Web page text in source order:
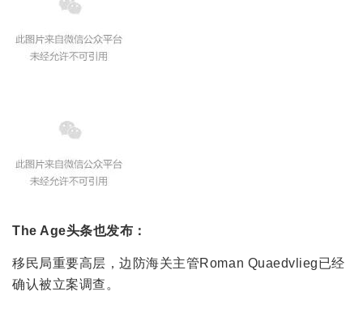
The Age头条也发布：
移民局重要高层，边防海关主管Roman Quaedvlieg已经
确认被立案调查。